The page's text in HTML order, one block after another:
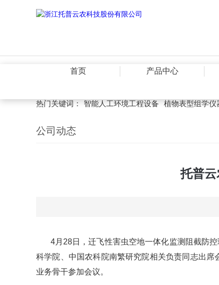
首页 产品中心
热门关键词： 智能人工环境工程设备 植物表型组学仪
公司动态
托普
4月28日，迁飞性害虫空地一体化监测阻截防控
科学院、中国农科院南繁研究院相关负责同志出
业务骨干参加会议。